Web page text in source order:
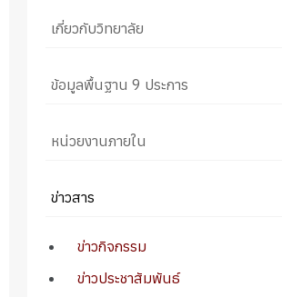
เกี่ยวกับวิทยาลัย
ข้อมูลพื้นฐาน 9 ประการ
หน่วยงานภายใน
ข่าวสาร
ข่าวกิจกรรม
ข่าวประชาสัมพันธ์